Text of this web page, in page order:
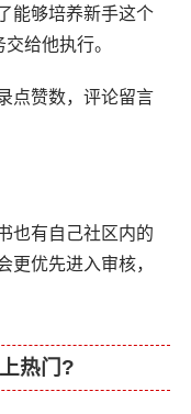
能够培养新手这个
给他执行。
点赞数，评论留言
也有自己社区内的
更优先进入审核，
热门?